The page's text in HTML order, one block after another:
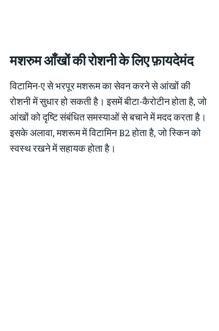
मशरुम आँखों की रोशनी के लिए फ़ायदेमंद
विटामिन-ए से भरपूर मशरूम का सेवन करने से आंखों की
रोशनी में सुधार हो सकती है। इसमें बीटा-कैरोटीन होता है, जो
आंखों को दृष्टि संबंधित समस्याओं से बचाने में मदद करता है।
इसके अलावा, मशरूम में विटामिन B2 होता है, जो स्किन को
स्वस्थ रखने में सहायक होता है।